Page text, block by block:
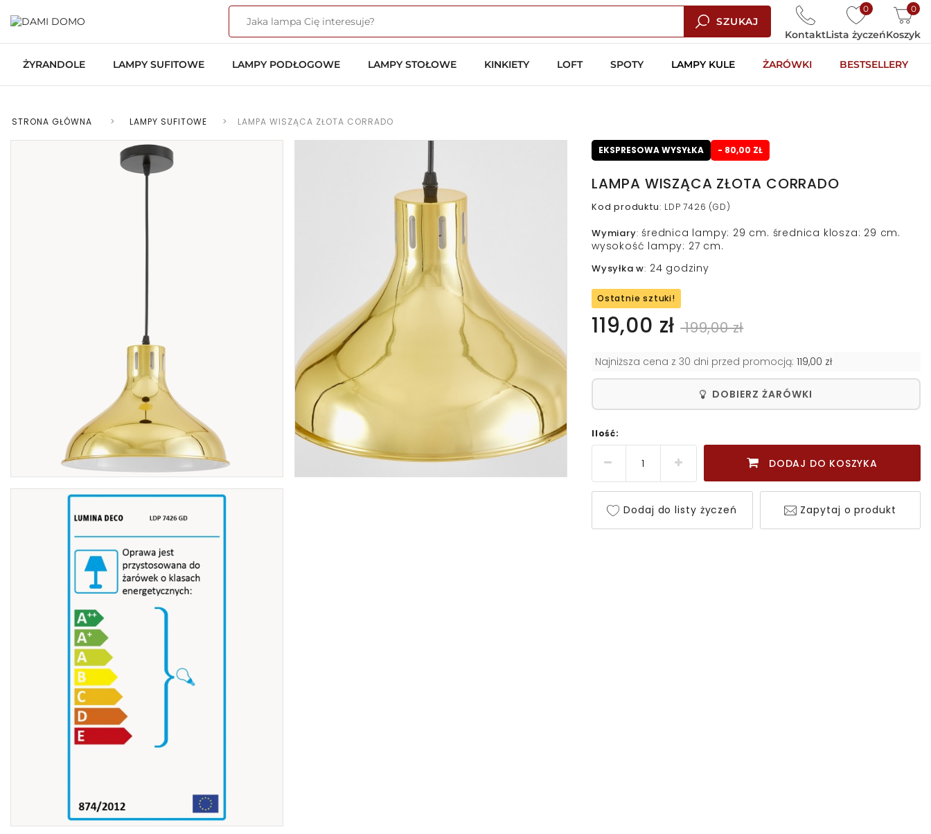
SZUKAJ
0
Lista życzeń
0
Koszyk
Kontakt
ŻYRANDOLE LAMPY SUFITOWE LAMPY PODŁOGOWE LAMPY STOŁOWE KINKIETY LOFT SPOTY LAMPY KULE ŻARÓWKI BESTSELLERY
STRONA GŁÓWNA > LAMPY SUFITOWE > LAMPA WISZĄCA ZŁOTA CORRADO
EKSPRESOWA WYSYŁKA - 80,00 ZŁ
LAMPA WISZĄCA ZŁOTA CORRADO
Kod produktu: LDP 7426 (GD)
Wymiary: średnica lampy: 29 cm. średnica klosza: 29 cm.
wysokość lampy: 27 cm.
Wysyłka w: 24 godziny
Ostatnie sztuki!
119,00 zł 199,00 zł
Najniższa cena z 30 dni przed promocją: 119,00 zł
DOBIERZ ŻARÓWKI
Ilość:
DODAJ DO KOSZYKA
Dodaj do listy życzeń Zapytaj o produkt